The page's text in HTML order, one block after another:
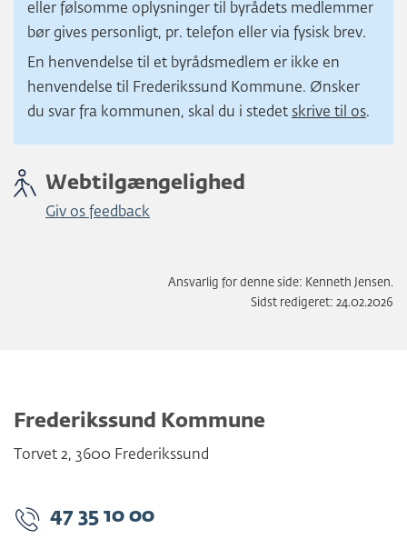
eller følsomme oplysninger til byrådets medlemmer
bør gives personligt, pr. telefon eller via fysisk brev.
En henvendelse til et byrådsmedlem er ikke en
henvendelse til Frederikssund Kommune. Ønsker
du svar fra kommunen, skal du i stedet skrive til os.
Webtilgængelighed
Giv os feedback
Ansvarlig for denne side: Kenneth Jensen.
Sidst redigeret: 24.02.2026
Frederikssund Kommune
Torvet 2, 3600 Frederikssund
47 35 10 00